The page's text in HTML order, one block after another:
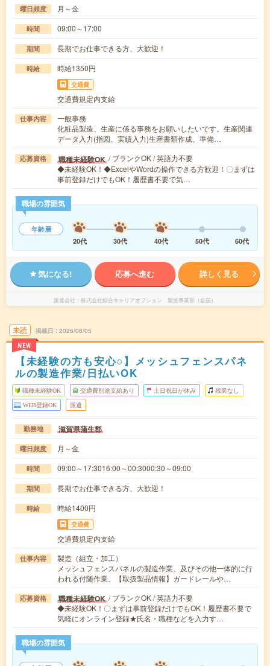
曜日頻度 月～金
時間 09:00～17:00
期間 長期でお仕事できる方、大歓迎！
時給 時給1350円
交通費
交通費規定内支給
仕事内容
一般事務
化粧品製造、生産に係る事務をお願いしたいです。生産関連
データ入力(指図、実績入力)生産書類作成、準備…
応募資格 職種未経験OK / ブランクOK / 英語力不要
◆未経験OK！◆ExcelやWordの操作できる方歓迎！〇まずは
事前登録だけでもOK！履歴書不要で気…
職場の雰囲気
年齢層
20代
30代 40代 50代 60代
気になる! 応募へ進む 詳しく見る
派遣会社 株式会社綜合キャリアオプション 製造事業部（全国）
未読
NEW
掲載日 2026/08/05
【未経験の方も安心○】メッシュフェンスパネ
ルの製造作業/日払いOK
職種未経験OK 交通費別途支給あり 土日祝日が休み 残業なし
WEB登録OK 派遣
勤務地 滋賀県蒲生郡
曜日頻度 月～金
時間 09:00～17:3016:00～00:3000:30～09:00
期間 長期でお仕事できる方、大歓迎！
時給 時給1400円
交通費
交通費規定内支給
仕事内容
製造（組立・加工）
メッシュフェンスパネルの製造作業、及びその他一体的に行
われる付随作業。【取扱製品情報】ガードレールや…
応募資格 職種未経験OK / ブランクOK / 英語力不要
◆未経験OK！〇まずは事前登録だけでもOK！履歴書不要で
気軽にオンライン登録★氏名・職種などを入力す…
職場の雰囲気